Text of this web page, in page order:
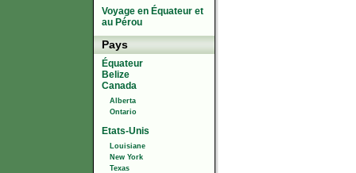
Voyage en Équateur et
au Pérou
Pays
Équateur
Belize
Canada
Alberta
Ontario
Etats-Unis
Louisiane
New York
Texas